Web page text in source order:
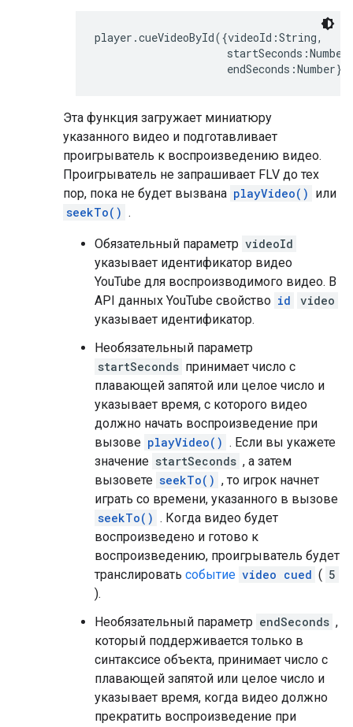
player.cueVideoById({videoId:String,
Эта функция загружает миниатюру
указанного видео и подготавливает
проигрыватель к воспроизведению видео.
Проигрыватель не запрашивает FLV до тех
пор, пока не будет вызвана playVideo() или
seekTo() .
Обязательный параметр videoId
указывает идентификатор видео
YouTube для воспроизводимого видео. В
API данных YouTube свойство id
video
указывает идентификатор.
Необязательный параметр
startSeconds принимает число с
плавающей запятой или целое число и
указывает время, с которого видео
должно начать воспроизведение при
вызове playVideo() . Если вы укажете
значение startSeconds , а затем
вызовете seekTo() , то игрок начнет
играть со времени, указанного в вызове
seekTo() . Когда видео будет
воспроизведено и готово к
воспроизведению, проигрыватель будет
транслировать событие video cued ( 5
).
Необязательный параметр endSeconds ,
который поддерживается только в
синтаксисе объекта, принимает число с
плавающей запятой или целое число и
указывает время, когда видео должно
прекратить воспроизведение при